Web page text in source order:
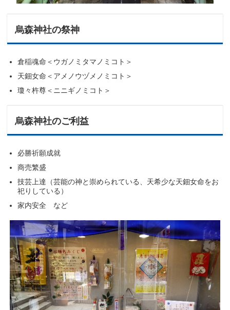
烏森神社の祭神
倉稲魂命＜ウガノミタマノミコト＞
天鈿女命＜アメノウヅメノミコト＞
瓊々杵尊＜ニニギノミコト＞
烏森神社のご利益
必勝祈願成就
商売繁盛
技芸上達（芸能の神と崇められている、天希少な天鈿女命をお
祀りしている）
家内安全 など